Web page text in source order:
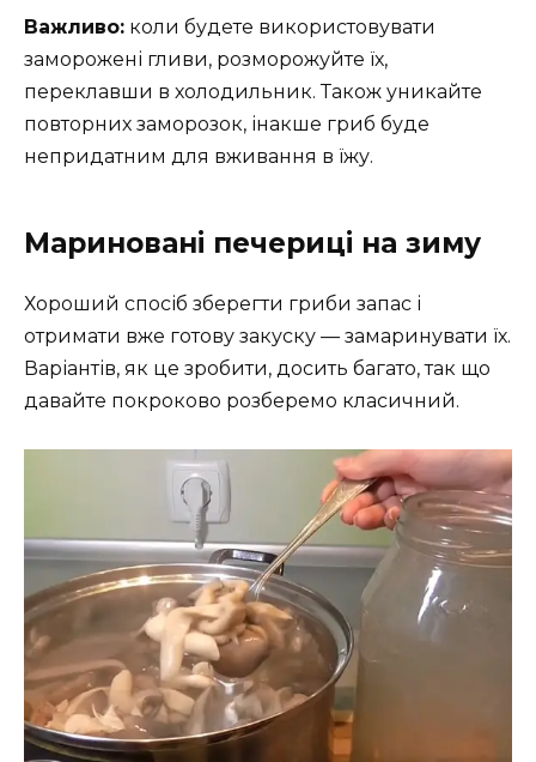
Важливо: коли будете використовувати
заморожені гливи, розморожуйте їх,
переклавши в холодильник. Також уникайте
повторних заморозок, інакше гриб буде
непридатним для вживання в їжу.
Мариновані печериці на зиму
Хороший спосіб зберегти гриби запас і
отримати вже готову закуску — замаринувати їх.
Варіантів, як це зробити, досить багато, так що
давайте покроково розберемо класичний.